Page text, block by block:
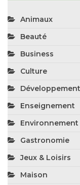
Animaux
Beauté
Business
Culture
Enseignement
Environnement
Gastronomie
Jeux & Loisirs
Maison